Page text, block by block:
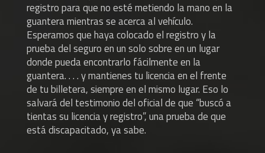
registro para que no esté metiendo la mano en la
guantera mientras se acerca al vehículo.
Esperamos que haya colocado el registro y la
prueba del seguro en un solo sobre en un lugar
donde pueda encontrarlo fácilmente en la
guantera. . . . y mantienes tu licencia en el frente
de tu billetera, siempre en el mismo lugar. Eso lo
salvará del testimonio del oficial de que “buscó a
tientas su licencia y registro”, una prueba de que
está discapacitado, ya sabe.